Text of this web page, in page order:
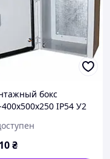
бокс
IP54 У2
₴